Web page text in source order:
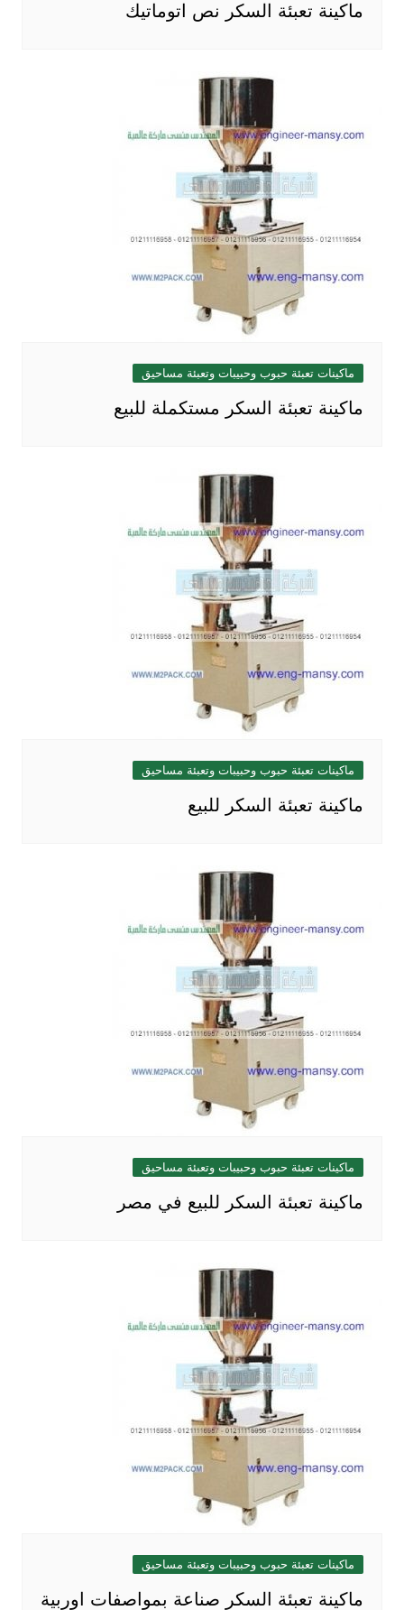
ماكينة تعبئة السكر نص اتوماتيك
ماكينات تعبئة حبوب وحبيبات وتعبئة مساحيق
ماكينة تعبئة السكر مستكملة للبيع
ماكينات تعبئة حبوب وحبيبات وتعبئة مساحيق
ماكينة تعبئة السكر للبيع
ماكينات تعبئة حبوب وحبيبات وتعبئة مساحيق
ماكينة تعبئة السكر للبيع في مصر
ماكينات تعبئة حبوب وحبيبات وتعبئة مساحيق
ماكينة تعبئة السكر صناعة بمواصفات اوربية